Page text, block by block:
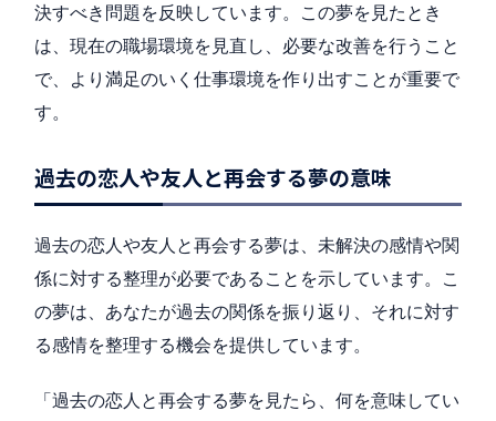
決すべき問題を反映しています。この夢を見たとき
は、現在の職場環境を見直し、必要な改善を行うこと
で、より満足のいく仕事環境を作り出すことが重要で
す。
過去の恋人や友人と再会する夢の意味
過去の恋人や友人と再会する夢は、未解決の感情や関
係に対する整理が必要であることを示しています。こ
の夢は、あなたが過去の関係を振り返り、それに対す
る感情を整理する機会を提供しています。
「過去の恋人と再会する夢を見たら、何を意味してい